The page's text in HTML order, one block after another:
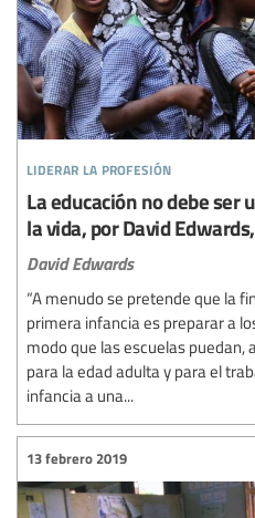
liderar la profesión
La educación no debe ser
la vida, por David
David Edwards
“A menudo se pretende que la
primera infancia es preparar a
modo que las escuelas puedan,
para la edad adulta y para el
infancia a una...
13 febrero 2019